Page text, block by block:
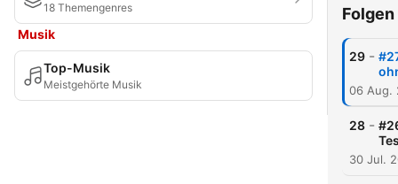
18 Themengenres
Musik
Top-Musik
Meistgehörte Musik
Folgen
29 -
06 Aug.
28 -
30 Jul.